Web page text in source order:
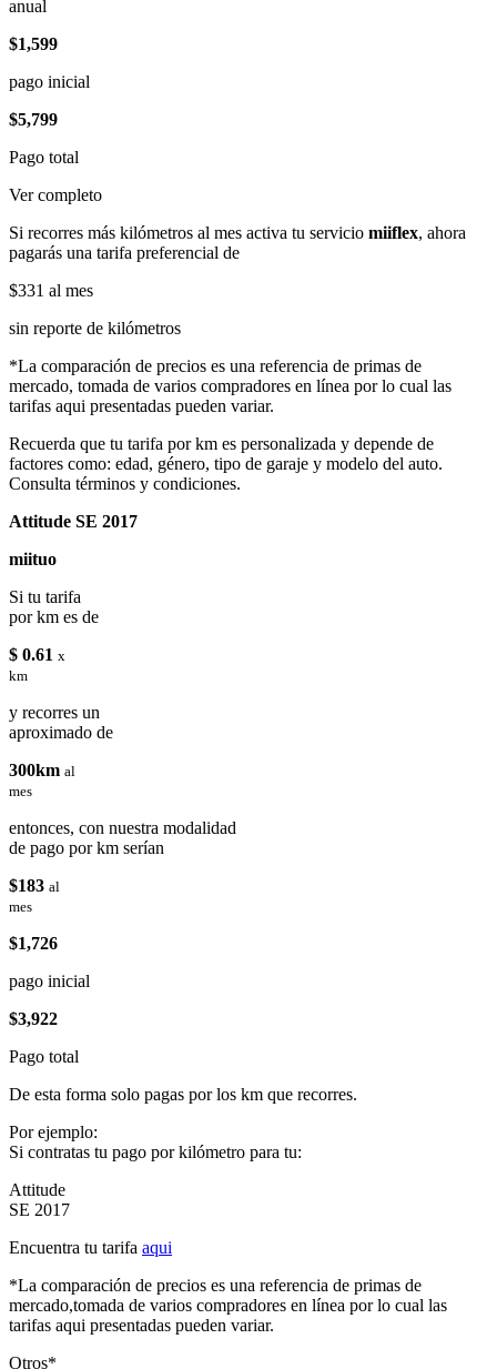
anual
$1,599
pago inicial
$5,799
Pago total
Ver completo
Si recorres más kilómetros al mes activa tu servicio miiflex, ahora
pagarás una tarifa preferencial de
$331 al mes
sin reporte de kilómetros
*La comparación de precios es una referencia de primas de
mercado, tomada de varios compradores en línea por lo cual las
tarifas aqui presentadas pueden variar.
Recuerda que tu tarifa por km es personalizada y depende de
factores como: edad, género, tipo de garaje y modelo del auto.
Consulta términos y condiciones.
Attitude SE 2017
miituo
Si tu tarifa
por km es de
$ 0.61 x
km
y recorres un
aproximado de
300km al
mes
entonces, con nuestra modalidad
de pago por km serían
$183 al
mes
$1,726
pago inicial
$3,922
Pago total
De esta forma solo pagas por los km que recorres.
Por ejemplo:
Si contratas tu pago por kilómetro para tu:
Attitude
SE 2017
Encuentra tu tarifa aqui
*La comparación de precios es una referencia de primas de
mercado,tomada de varios compradores en línea por lo cual las
tarifas aqui presentadas pueden variar.
Otros*